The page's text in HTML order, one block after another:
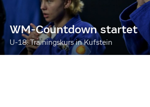
WM-Countdown startet
U-18: Trainingskurs in Kufstein